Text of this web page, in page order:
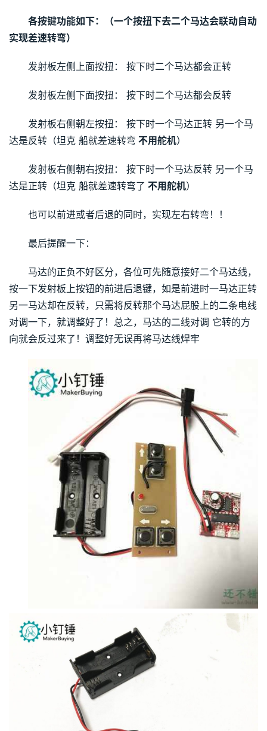
各按键功能如下：（一个按扭下去二个马达会联动自动
实现差速转弯）
发射板左侧上面按扭： 按下时二个马达都会正转
发射板左侧下面按扭： 按下时二个马达都会反转
发射板右侧朝左按扭： 按下时一个马达正转 另一个马
达是反转（坦克 船就差速转弯 不用舵机）
发射板右侧朝右按扭： 按下时一个马达反转 另一个马
达是正转（坦克 船就差速转弯了 不用舵机）
也可以前进或者后退的同时，实现左右转弯！！
最后提醒一下：
马达的正负不好区分，各位可先随意接好二个马达线，
按一下发射板上按钮的前进后退键，如是前进时一马达正转
另一马达却在反转，只需将反转那个马达屁股上的二条电线
对调一下，就调整好了！总之，马达的二线对调 它转的方
向就会反过来了！调整好无误再将马达线焊牢